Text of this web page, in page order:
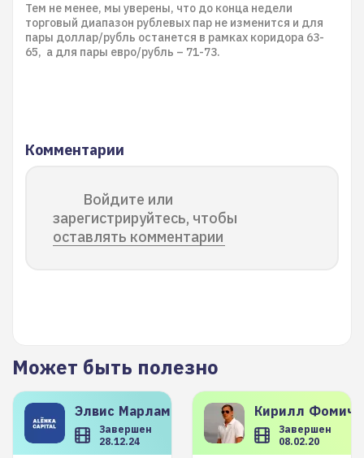
Тем не менее, мы уверены, что до конца недели
торговый диапазон рублевых пар не изменится и для
пары доллар/рубль останется в рамках коридора 63-
65, а для пары евро/рубль – 71-73.
Комментарии
Войдите или
зарегистрируйтесь, чтобы
оставлять комментарии
Может быть полезно
Элвис Марламов
Завершен
28.12.24
Кирилл
Завершен
08.02.20